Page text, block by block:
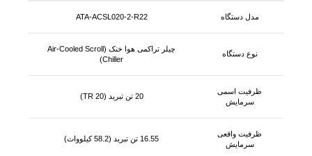
مدل دستگاه ATA-ACSL020-2-R22
نوع دستگاه
چیلر تراکمی هوا خنک (Air-Cooled Scroll
Chiller)
ظرفیت اسمی
سرمایش
20 تن تبرید (20 TR)
ظرفیت واقعی
سرمایش
16.55 تن تبرید (58.2 کیلووات)